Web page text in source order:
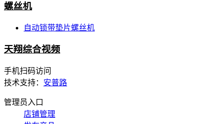
螺丝机
自动锁带垫片螺丝机
天翔综合视频
手机扫码访问
技术支持： 安普路
管理员入口
店铺管理